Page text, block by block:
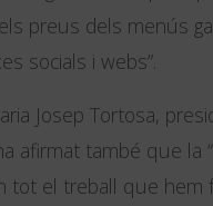
preus dels menús
socials i webs”.
Josep Tortosa,
afirmat també que la
tot el treball que hem